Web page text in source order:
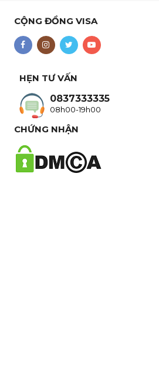
CỘNG ĐỒNG VISA
HẸN TƯ VẤN
0837333335
08h00-19h00
CHỨNG NHẬN